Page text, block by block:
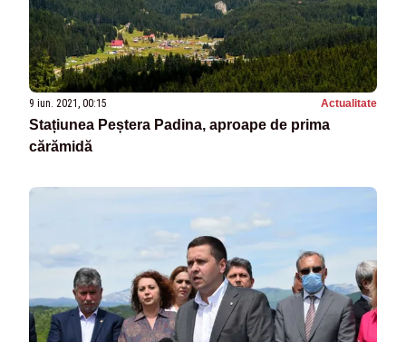
9 iun. 2021, 00:15 Actualitate
Stațiunea Peștera Padina, aproape de prima
cărămidă